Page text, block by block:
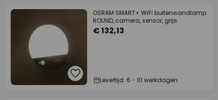
OSRAM SMART+ WiFi buitenwandlamp
ROUND, camera, sensor, grijs
€ 132,13
Levertijd: 6 - 10 werkdagen